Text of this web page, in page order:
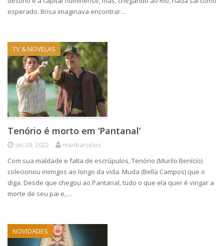
esperado. Brisa imaginava encontrar…
TV & NOVELAS
Tenório é morto em ‘Pantanal’
set 29, 2022 maribarcelos
Com sua maldade e falta de escrúpulos, Tenório (Murilo Benício)
colecionou inimigos ao longo da vida. Muda (Bella Campos) que o
diga. Desde que chegou ao Pantanal, tudo o que ela quer é vingar a
morte de seu pai e,…
NOVIDADES